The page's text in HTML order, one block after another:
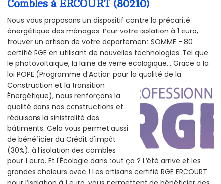
Combles à ERCOURT (80210)
Nous vous proposons un dispositif contre la précarité
énergétique des ménages. Pour votre isolation à 1 euro,
trouver un artisan de votre departement SOMME - 80
certifié RGE en utilisant de nouvelles technologies. Tel que
le photovoltaïque, la laine de verre écologique... Grâce a la
loi POPE (Programme d’Action pour la qualité de la
Construction et la transition
Énergétique), nous renforçons la
qualité dans nos constructions et
réduisons la sinistralité des
bâtiments. Cela vous permet aussi
de bénéficier du Crédit d'impôt
(30%), à l’isolation des combles
pour 1 euro. Et l'Écologie dans tout ça ? L’été arrive et les
grandes chaleurs avec ! Les artisans certifié RGE ERCOURT